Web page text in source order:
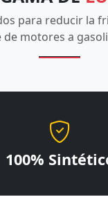
para reducir la
de motores a
100%